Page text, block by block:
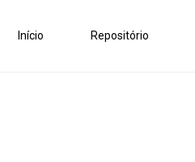
Início Repositório